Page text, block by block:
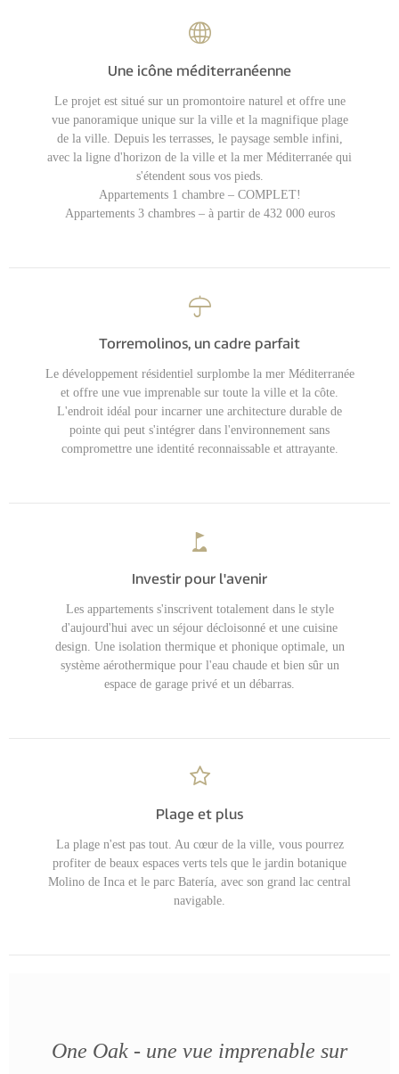
Une icône méditerranéenne
Le projet est situé sur un promontoire naturel et offre une
vue panoramique unique sur la ville et la magnifique plage
de la ville. Depuis les terrasses, le paysage semble infini,
avec la ligne d'horizon de la ville et la mer Méditerranée qui
s'étendent sous vos pieds.
Appartements 1 chambre – COMPLET!
Appartements 3 chambres – à partir de 432 000 euros
Torremolinos, un cadre parfait
Le développement résidentiel surplombe la mer Méditerranée
et offre une vue imprenable sur toute la ville et la côte.
L'endroit idéal pour incarner une architecture durable de
pointe qui peut s'intégrer dans l'environnement sans
compromettre une identité reconnaissable et attrayante.
Investir pour l'avenir
Les appartements s'inscrivent totalement dans le style
d'aujourd'hui avec un séjour décloisonné et une cuisine
design. Une isolation thermique et phonique optimale, un
système aérothermique pour l'eau chaude et bien sûr un
espace de garage privé et un débarras.
Plage et plus
La plage n'est pas tout. Au cœur de la ville, vous pourrez
profiter de beaux espaces verts tels que le jardin botanique
Molino de Inca et le parc Batería, avec son grand lac central
navigable.
One Oak - une vue imprenable sur